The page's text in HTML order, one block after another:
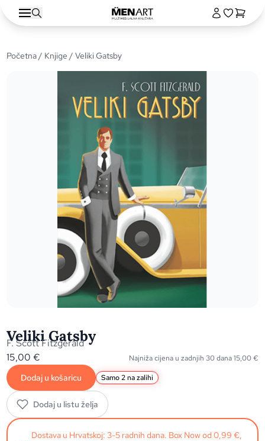
Početna/ Knjige / Veliki Gatsby
Veliki Gatsby
F. Scott Fitzgerald
15,00€ Najniža cijena u zadnjih 30 dana15,00€
Dodaj u košaricu Samo 2 na zalihi
Dodaj u listu želja
Dostava u Hrvatskoj: 3-5 radnih dana. Box Now od 0,99 €,